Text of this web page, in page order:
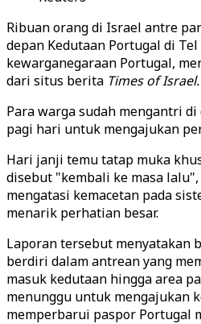
Ribuan orang di Israel antre
depan Kedutaan Portugal di
kewarganegaraan Portugal,
dari situs berita Times of Israel.
Para warga sudah mengantri
pagi hari untuk mengajukan
Hari janji temu tatap muka
disebut "kembali ke masa
mengatasi kemacetan pada
menarik perhatian besar.
Laporan tersebut menyatakan
berdiri dalam antrean yang
masuk kedutaan hingga area
menunggu untuk mengajukan
memperbarui paspor Portugal